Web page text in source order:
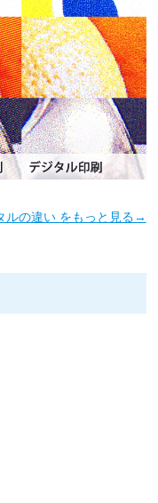
ルの違い をもっと見る→